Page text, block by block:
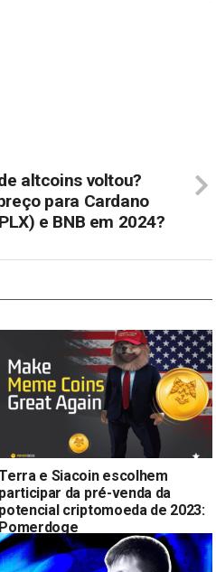
altcoins voltou?
para Cardano
e BNB em 2024?
e Siacoin escolhem
participar da pré-venda da
potencial criptomoeda de 2023:
Pomerdoge